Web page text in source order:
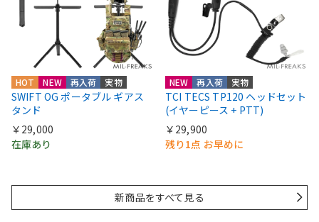
HOT NEW 再入荷 実物
SWIFT OG ポータブル ギアス
タンド
￥29,000
在庫あり
NEW 再入荷 実物
TCI TECS TP120 ヘッドセット
(イヤーピース + PTT)
￥29,900
残り1点 お早めに
新商品をすべて見る